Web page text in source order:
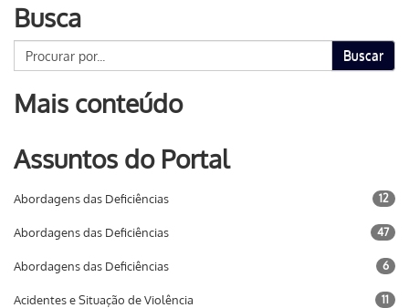
Busca
Buscar
Mais conteúdo
Assuntos do Portal
Abordagens das Deficiências 12
Abordagens das Deficiências 47
Abordagens das Deficiências 6
Acidentes e Situação de Violência 11